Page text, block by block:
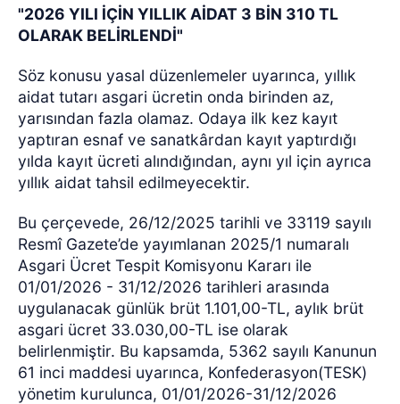
"2026 YILI İÇİN YILLIK AİDAT 3 BİN 310 TL
OLARAK BELİRLENDİ"
Söz konusu yasal düzenlemeler uyarınca, yıllık
aidat tutarı asgari ücretin onda birinden az,
yarısından fazla olamaz. Odaya ilk kez kayıt
yaptıran esnaf ve sanatkârdan kayıt yaptırdığı
yılda kayıt ücreti alındığından, aynı yıl için ayrıca
yıllık aidat tahsil edilmeyecektir.
Bu çerçevede, 26/12/2025 tarihli ve 33119 sayılı
Resmî Gazete’de yayımlanan 2025/1 numaralı
Asgari Ücret Tespit Komisyonu Kararı ile
01/01/2026 - 31/12/2026 tarihleri arasında
uygulanacak günlük brüt 1.101,00-TL, aylık brüt
asgari ücret 33.030,00-TL ise olarak
belirlenmiştir. Bu kapsamda, 5362 sayılı Kanunun
61 inci maddesi uyarınca, Konfederasyon(TESK)
yönetim kurulunca, 01/01/2026-31/12/2026